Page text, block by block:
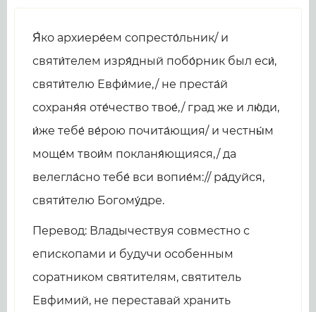
Я́ко архиере́ем сопресто́льник/ и
святи́телем изря́дный побо́рник был еси́,
святи́телю Евфи́мие,/ не преста́й
сохраня́я оте́чество твое́,/ град же и лю́ди,
и́же тебе́ ве́рою почита́ющия/ и честны́м
моще́м твои́м покланя́ющияся,/ да
велегла́сно тебе́ вси вопие́м:// ра́дуйся,
святи́телю Богому́дре.
Перевод: Владычествуя совместно с
епископами и будучи особенным
соратником святителям, святитель
Евфимий, не переставай хранить